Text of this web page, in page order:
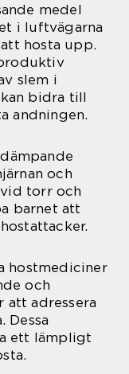
medel
i luftvägarna
hosta upp.
slem i
bidra till
andningen.
och
torr och
barnet att
hostmediciner
och
att adressera
Dessa
ett lämpligt